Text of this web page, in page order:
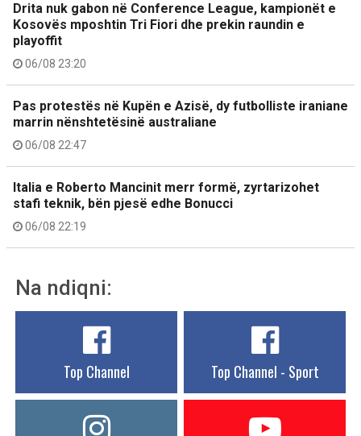
Drita nuk gabon në Conference League, kampionët e
Kosovës mposhtin Tri Fiori dhe prekin raundin e
playoffit
06/08 23:20
Pas protestës në Kupën e Azisë, dy futbolliste iraniane
marrin nënshtetësinë australiane
06/08 22:47
Italia e Roberto Mancinit merr formë, zyrtarizohet
stafi teknik, bën pjesë edhe Bonucci
06/08 22:19
Na ndiqni:
Top Channel Top Channel - Sport